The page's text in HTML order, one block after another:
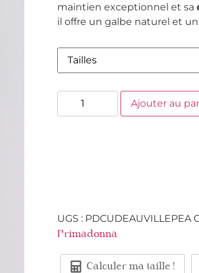
maintien exceptionnel et sa
il offre un galbe naturel et
Ajouter au
UGS : PDCUDEAUVILLEPEA
Primadonna
Calculer ma taille !